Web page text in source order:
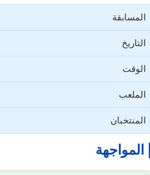
المسابقة
التاريخ
الوقت
الملعب
المنتخبان
المواجهة